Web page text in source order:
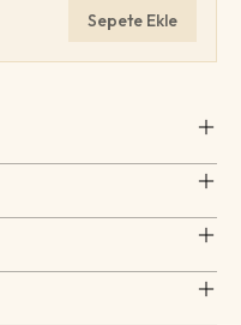
Sepete Ekle